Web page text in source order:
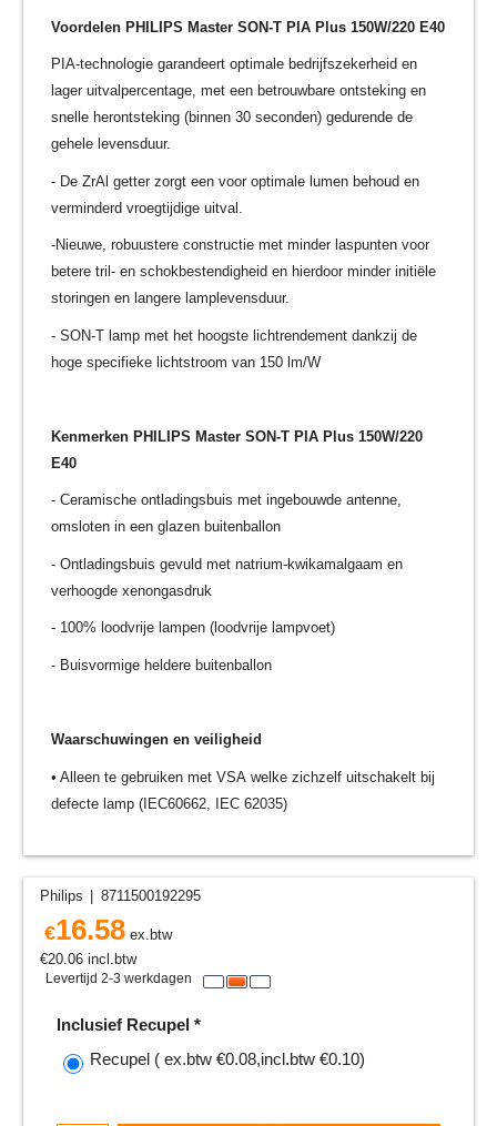
Voordelen PHILIPS Master SON-T PIA Plus 150W/220 E40
PIA-technologie garandeert optimale bedrijfszekerheid en
lager uitvalpercentage, met een betrouwbare ontsteking en
snelle herontsteking (binnen 30 seconden) gedurende de
gehele levensduur.
- De ZrAl getter zorgt een voor optimale lumen behoud en
verminderd vroegtijdige uitval.
-Nieuwe, robuustere constructie met minder laspunten voor
betere tril- en schokbestendigheid en hierdoor minder initiële
storingen en langere lamplevensduur.
- SON-T lamp met het hoogste lichtrendement dankzij de
hoge specifieke lichtstroom van 150 lm/W
Kenmerken PHILIPS Master SON-T PIA Plus 150W/220
E40
- Ceramische ontladingsbuis met ingebouwde antenne,
omsloten in een glazen buitenballon
- Ontladingsbuis gevuld met natrium-kwikamalgaam en
verhoogde xenongasdruk
- 100% loodvrije lampen (loodvrije lampvoet)
- Buisvormige heldere buitenballon
Waarschuwingen en veiligheid
• Alleen te gebruiken met VSA welke zichzelf uitschakelt bij
defecte lamp (IEC60662, IEC 62035)
Philips 8711500192295
€16.58 ex.btw
€20.06 incl.btw
Levertijd 2-3 werkdagen
Inclusief Recupel *
Recupel ( ex.btw €0.08,incl.btw €0.10)